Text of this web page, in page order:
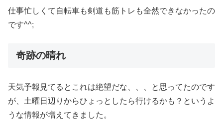
仕事忙しくて自転車も剣道も筋トレも全然できなかったの
です^^;
奇跡の晴れ
天気予報見てるとこれは絶望だな、、、と思ってたのです
が、土曜日辺りからひょっとしたら行けるかも？というよ
うな情報が増えてきました。